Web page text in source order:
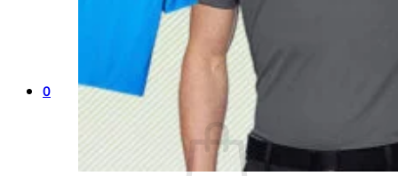
Chưa có sản phẩm trong giỏ hàng.
Quay trở lại cửa hàng
0
Giỏ hàng